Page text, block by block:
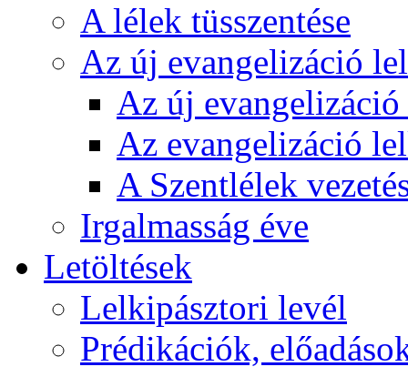
A lélek tüsszentése
Az új evangelizáció
Az új
Az evangelizáció
A Szentlélek
Irgalmasság éve
Letöltések
Lelkipásztori levél
Prédikációk,